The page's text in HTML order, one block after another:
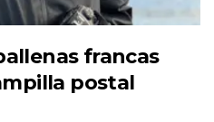
francas
postal